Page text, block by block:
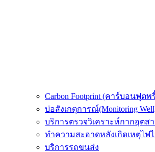
Carbon Footprint (คาร์บอนฟุต
บ่อสังเกตุการณ์(Monitoring
บริการตรวจวิเคราะห์กากอุตส
ทำความสะอาดหลังเกิดเหตุไฟ
บริการรถขนส่ง